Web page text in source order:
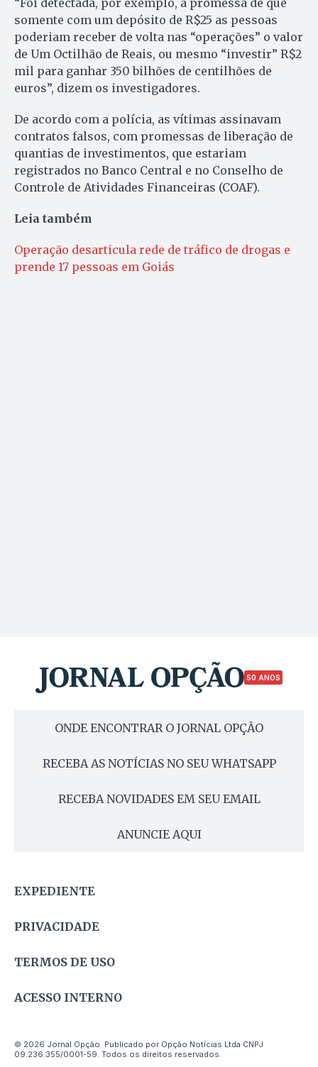
“Foi detectada, por exemplo, a promessa de que
somente com um depósito de R$25 as pessoas
poderiam receber de volta nas “operações” o valor
de Um Octilhão de Reais, ou mesmo “investir” R$2
mil para ganhar 350 bilhões de centilhões de
euros”, dizem os investigadores.
De acordo com a polícia, as vítimas assinavam
contratos falsos, com promessas de liberação de
quantias de investimentos, que estariam
registrados no Banco Central e no Conselho de
Controle de Atividades Financeiras (COAF).
Leia também
Operação desarticula rede de tráfico de drogas e
prende 17 pessoas em Goiás
50 ANOS
ONDE ENCONTRAR O JORNAL OPÇÃO
RECEBA AS NOTÍCIAS NO SEU WHATSAPP
RECEBA NOVIDADES EM SEU EMAIL
ANUNCIE AQUI
EXPEDIENTE
PRIVACIDADE
TERMOS DE USO
ACESSO INTERNO
© 2026 Jornal Opção. Publicado por Opção Notícias Ltda CNPJ
09.236.355/0001-59. Todos os direitos reservados.